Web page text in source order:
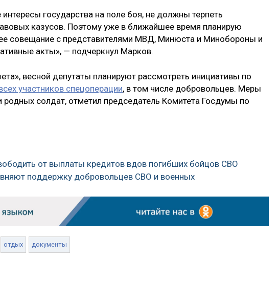
государства на поле боя, не должны терпеть
казусов. Поэтому уже в ближайшее время планирую
совещание с представителями МВД, Минюста и Минобороны и
акты», — подчеркнул Марков.
весной депутаты планируют рассмотреть инициативы по
участников спецоперации, в том числе добровольцев. Меры
родных солдат, отметил председатель Комитета Госдумы по
от выплаты кредитов вдов погибших бойцов СВО
поддержку добровольцев СВО и военных
отдых документы